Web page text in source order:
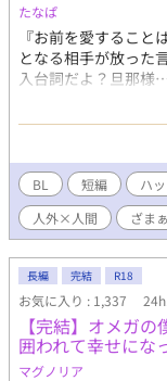
たなぱ
『お前を愛するこ
となる相手が放った
入台詞だよ？旦那様
れは、始まる冷遇新
いおれと、何故か離
の物語である 現在
ワーを生み出したネ
ちらもよろしくお願
BL 短編 ハ
人外×人間
ざまぁ
長編 完結 R18
お気に入り : 1,337
【完結】オメガ
囲われて幸せにな
マグノリア